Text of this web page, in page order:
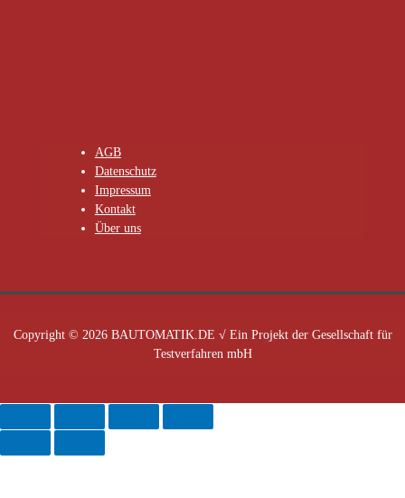
AGB
Datenschutz
Impressum
Kontakt
Über uns
Copyright © 2026 BAUTOMATIK.DE √ Ein Projekt der Gesellschaft für
Testverfahren mbH